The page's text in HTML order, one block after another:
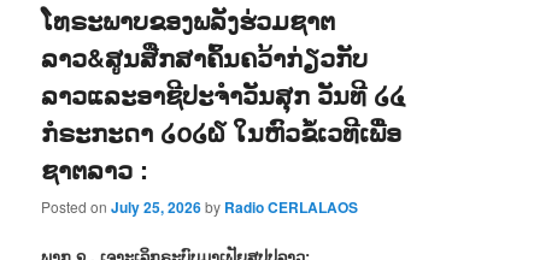
ໂທຣະພາບຂອງພລັງຮ່ວມຊາຕ
ລາວ&ສູນສືກສາຄົ້ນຄວ້າກ່ຽວກັບ
ລາວແລະອາຊີປະຈຳວັນສຸກ ວັນທີ ໒໔
ກໍຣະກະດາ ໒໐໒໖ ໃນຫົວຂໍ້ເວທີເພື່ອ
ຊາຕລາວ :
Posted onJuly 25, 2026by Radio CERLALAOS